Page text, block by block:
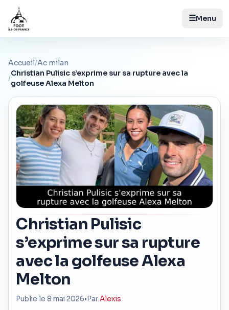
☰Menu
Accueil/Ac milan
/
Christian Pulisic s’exprime sur sa rupture avec la
golfeuse Alexa Melton
Christian Pulisic
s’exprime sur sa rupture
avec la golfeuse Alexa
Melton
Publie le 8 mai 2026• ParAlexis